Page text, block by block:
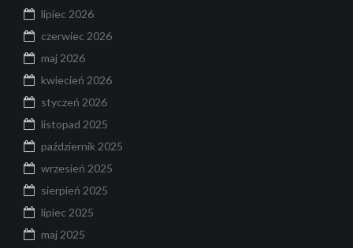
lipiec 2026
czerwiec 2026
maj 2026
kwiecień 2026
styczeń 2026
listopad 2025
październik 2025
wrzesień 2025
sierpień 2025
lipiec 2025
maj 2025